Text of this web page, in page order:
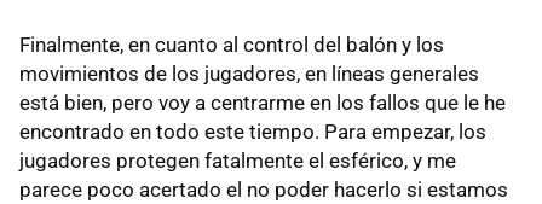
Finalmente, en cuanto al control del balón y los
movimientos de los jugadores, en líneas generales
está bien, pero voy a centrarme en los fallos que le he
encontrado en todo este tiempo. Para empezar, los
jugadores protegen fatalmente el esférico, y me
parece poco acertado el no poder hacerlo si estamos